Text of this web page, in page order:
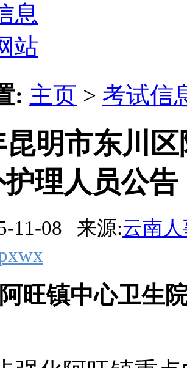
息
站
: 主页 > 考试信
昆明市东川
理人员公告
11-08 来源:云南
旺镇中心卫生